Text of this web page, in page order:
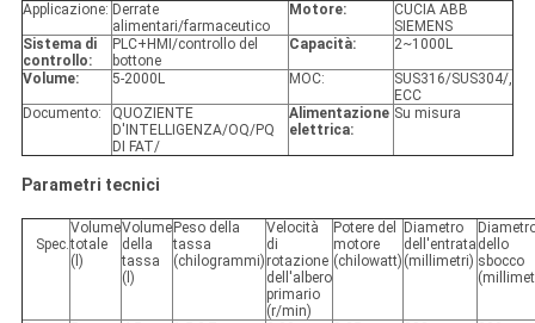
Applicazione: Derrate
alimentari/farmaceutico
Motore:
CUCIA ABB
SIEMENS
Sistema di
controllo:
PLC+HMI/controllo del
bottone
Capacità: 2~1000L
Volume: 5-2000L MOC:
SUS316/SUS304/,
ECC
Documento:
QUOZIENTE
D'INTELLIGENZA/OQ/PQ
DI FAT/
Alimentazione
elettrica:
Su misura
Parametri tecnici
Spec.
Volume
totale
(l)
Volume
della
tassa
(l)
Peso della
tassa
(chilogrammi)
Velocità
di
rotazione
dell'albero
primario
(r/min)
Potere del
motore
(chilowatt)
Diametro
dell'entrata
(millimetri)
dello
sbocco